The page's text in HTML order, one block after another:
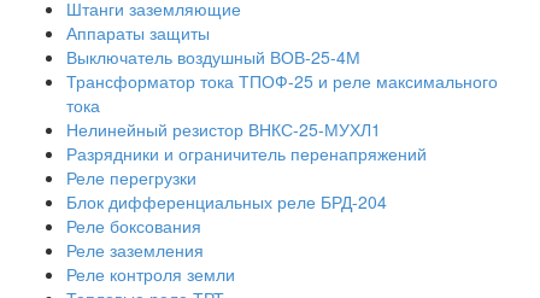
Штанги заземляющие
Аппараты защиты
Выключатель воздушный ВОВ-25-4М
Трансформатор тока ТПОФ-25 и реле максимального
тока
Нелинейный резистор ВНКС-25-МУХЛ1
Разрядники и ограничитель перенапряжений
Реле перегрузки
Блок дифференциальных реле БРД-204
Реле боксования
Реле заземления
Реле контроля земли